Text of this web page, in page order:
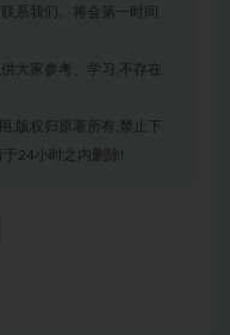
系我们。将会第一时间
大家参考、学习,不存在
,版权归原著所有,禁止下
24小时之内删除!